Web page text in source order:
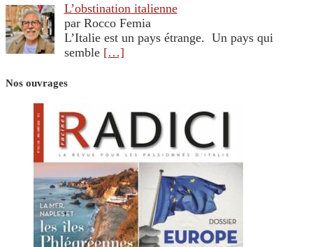
L’obstination italienne
par Rocco Femia
L’Italie est un pays étrange. Un pays qui
semble […]
Nos ouvrages